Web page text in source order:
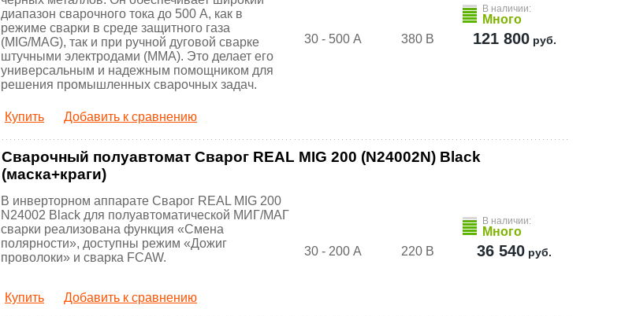
диапазон сварочного тока до 500 А, как в
режиме сварки в среде защитного газа
(MIG/MAG), так и при ручной дуговой сварке
штучными электродами (MMA). Это делает его
универсальным и надежным помощником для
решения промышленных сварочных задач.
Купить Добавить к сравнению
30 - 500 А 380 В
В наличии:
Много
121 800руб.
Сварочный полуавтомат Сварог REAL MIG 200 (N24002N) Black
(маска+краги)
В инверторном аппарате Сварог REAL MIG 200
N24002 Black для полуавтоматической МИГ/МАГ
сварки реализована функция «Смена
полярности», доступны режим «Дожиг
проволоки» и сварка FCAW.
Купить Добавить к сравнению
30 - 200 А 220 В
В наличии:
Много
36 540 руб.